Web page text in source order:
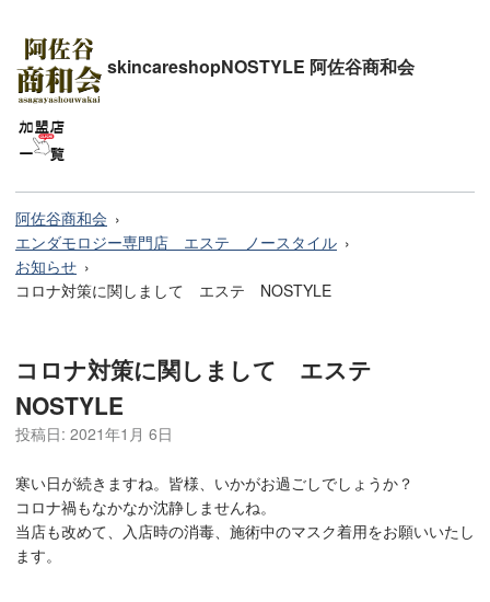
skincareshopNOSTYLE 阿佐谷商和会
阿佐谷商和会
エンダモロジー専門店 エステ ノースタイル
お知らせ
コロナ対策に関しまして エステ NOSTYLE
コロナ対策に関しまして エステ
NOSTYLE
投稿日: 2021年1月 6日
寒い日が続きますね。皆様、いかがお過ごしでしょうか？
コロナ禍もなかなか沈静しませんね。
当店も改めて、入店時の消毒、施術中のマスク着用をお願いいたし
ます。